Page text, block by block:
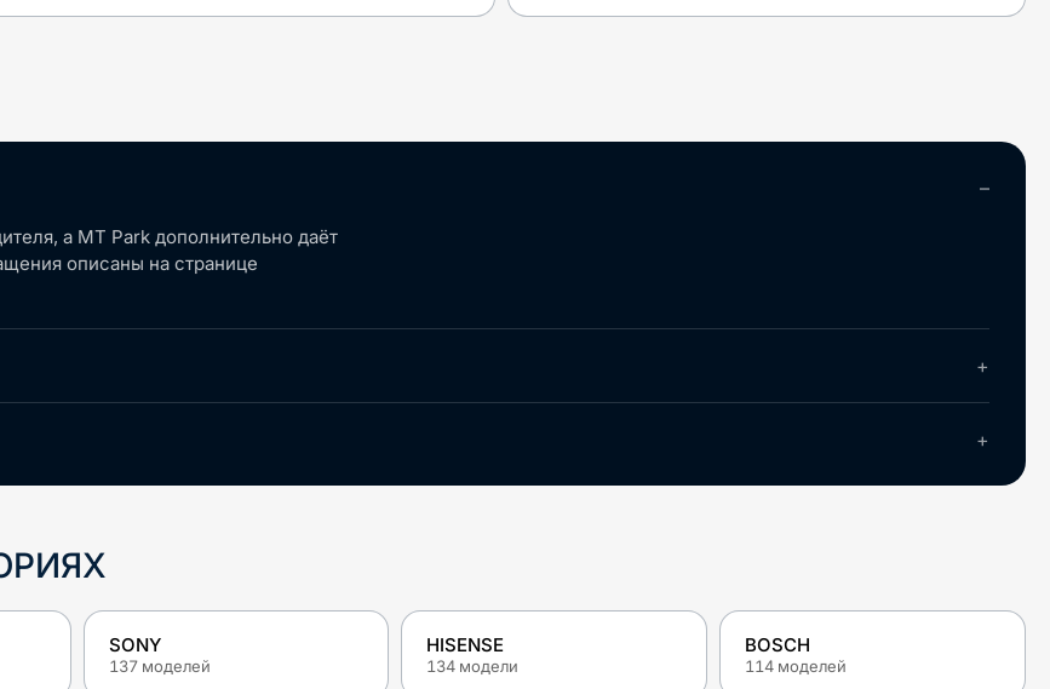
а MT Park дополнительно даёт
описаны на странице
SONY
137 моделей
HISENSE
134 модели
BOSCH
114 моделей